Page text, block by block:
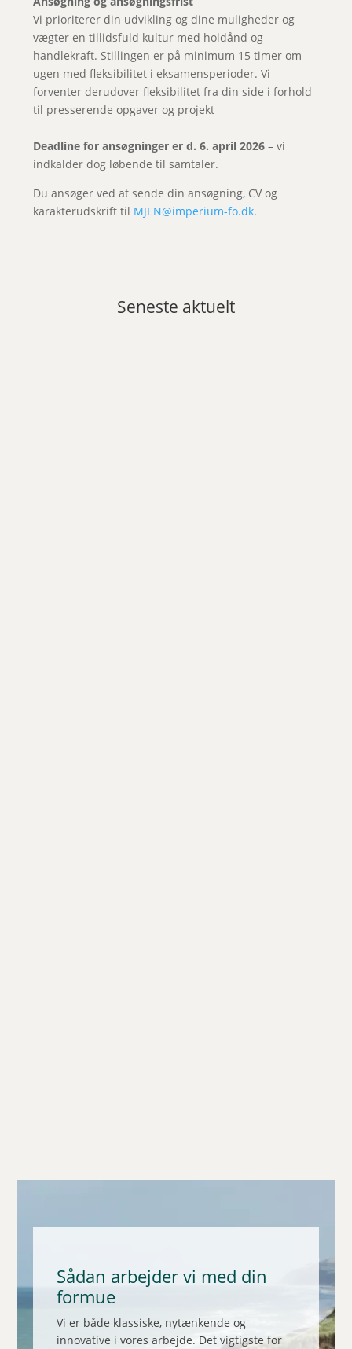
Vi prioriterer din udvikling og dine muligheder og
vægter en tillidsfuld kultur med holdånd og
handlekraft. Stillingen er på minimum 15 timer om
ugen med fleksibilitet i eksamensperioder. Vi
forventer derudover fleksibilitet fra din side i forhold
til presserende opgaver og projekt
Deadline for ansøgninger er d. 6. april 2026 – vi
indkalder dog løbende til samtaler.
Du ansøger ved at sende din ansøgning, CV og
karakterudskrift til MJEN@imperium-fo.dk.
Seneste aktuelt
Sådan arbejder vi med din
formue
Vi er både klassiske, nytænkende og
innovative i vores arbejde. Det vigtigste for